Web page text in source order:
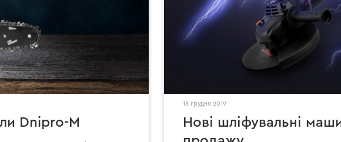
Dnipro-M
13 грудня 2019
Нові шліфувальні